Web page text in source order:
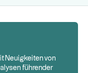
Neuigkeiten von
führender